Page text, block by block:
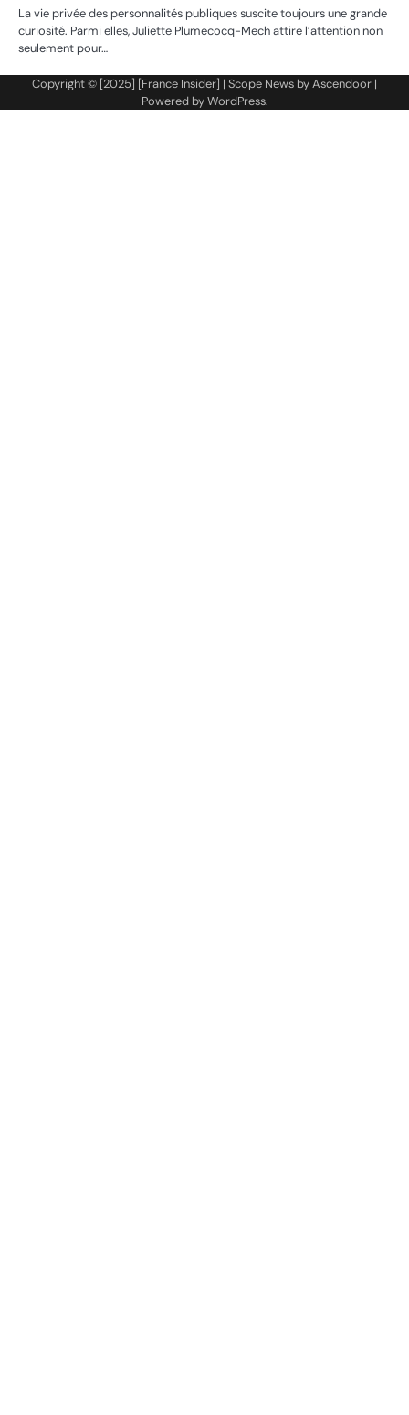
La vie privée des personnalités publiques suscite toujours une grande
curiosité. Parmi elles, Juliette Plumecocq-Mech attire l’attention non
seulement pour…
Copyright © [2025] [France Insider] | Scope News byAscendoor |
Powered byWordPress.